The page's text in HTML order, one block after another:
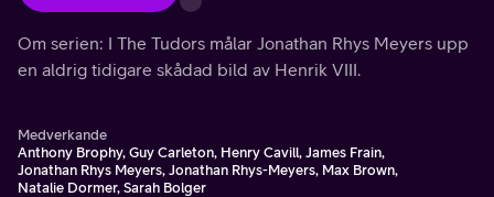
Om serien: I The Tudors målar Jonathan Rhys Meyers upp
en aldrig tidigare skådad bild av Henrik VIII.
Medverkande
Anthony Brophy, Guy Carleton, Henry Cavill, James Frain,
Jonathan Rhys Meyers, Jonathan Rhys-Meyers, Max Brown,
Natalie Dormer, Sarah Bolger